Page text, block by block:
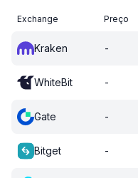
Exchange Preço
Kraken -
WhiteBit -
Gate -
Bitget -